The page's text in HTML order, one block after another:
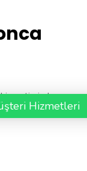
Hizmetleri